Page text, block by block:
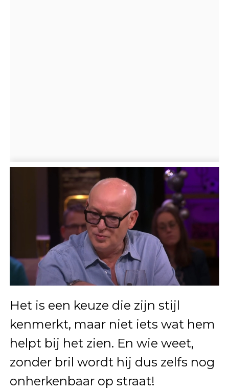
Het is een keuze die zijn stijl
kenmerkt, maar niet iets wat hem
helpt bij het zien. En wie weet,
zonder bril wordt hij dus zelfs nog
onherkenbaar op straat!